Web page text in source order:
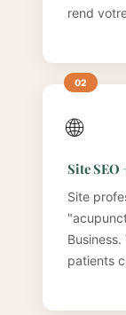
rend
🌐
Site SEO
Site
patients